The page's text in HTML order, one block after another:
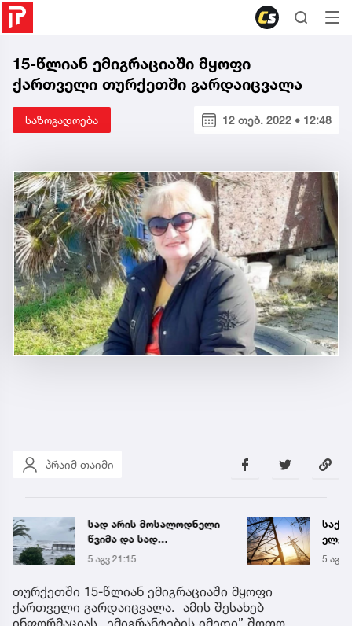
15-წლიან ემიგრაციაში მყოფი
ქართველი თურქეთში გარდაიცვალა
საზოგადოება 12 თებ. 2022 • 12:48
პრაიმ თაიმი
სად არის მოსალოდნელი
წვიმა და სად
შენარჩუნდება მაღალი
ტემპერატურა
5 აგვ 21:15 5 აგვ
თურქეთში 15-წლიან ემიგრაციაში მყოფი
ქართველი გარდაიცვალა. ამის შესახებ